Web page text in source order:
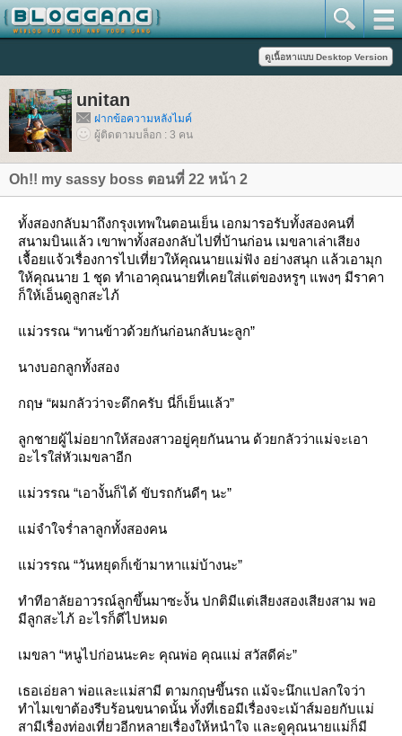
unitan
ฝากข้อความหลังไมค์
ผู้ติดตามบล็อก : 3 คน
Oh!! my sassy boss ตอนที่ 22 หน้า 2
ทั้งสองกลับมาถึงกรุงเทพในตอนเย็น เอกมารอรับทั้งสองคนที่
สนามบินแล้ว เขาพาทั้งสองกลับไปที่บ้านก่อน เมขลาเล่าเสียง
เจื้อยแจ้วเรื่องการไปเที่ยวให้คุณนายแม่ฟัง อย่างสนุก แล้วเอามุก
ห้คุณนาย 1 ชุด ทำเอาคุณนายที่เคยใส่แต่ของหรูๆ แพงๆ มีราคา
ก็ให้เอ็นดูลูกสะไภ้
ม่วรรณ “ทานข้าวด้วยกันก่อนกลับนะลูก”
นางบอกลูกทั้งสอง
กฤษ “ผมกลัวว่าจะดึกครับ นี่ก็เย็นแล้ว”
ลูกชายผู้ไม่อยากให้สองสาวอยู่คุยกันนาน ด้วยกลัวว่าแม่จะเอา
อะไรใส่หัวเมขลาอีก
ม่วรรณ “เอางั้นก็ได้ ขับรถกันดีๆ นะ”
ม่จำใจร่ำลาลูกทั้งสองคน
ม่วรรณ “วันหยุดก็เข้ามาหาแม่บ้างนะ”
ทำทีอาลัยอาวรณ์ลูกขึ้นมาซะงั้น ปกติมีแต่เสียงสองเสียงสาม พอ
มีลูกสะไภ้ อะไรก็ดีไปหมด
เมขลา “หนูไปก่อนนะคะ คุณพ่อ คุณแม่ สวัสดีค่ะ”
เธอเอ่ยลา พ่อและแม่สามี ตามกฤษขึ้นรถ แม้จะนึกแปลกใจว่า
ทำไมเขาต้องรีบร้อนขนาดนั้น ทั้งที่เธอมีเรื่องจะเม้าส์มอยกับแม่
สามีเรื่องท่องเที่ยวอีกหลายเรื่องให้หนำใจ และดูคุณนายแม่ก็มี